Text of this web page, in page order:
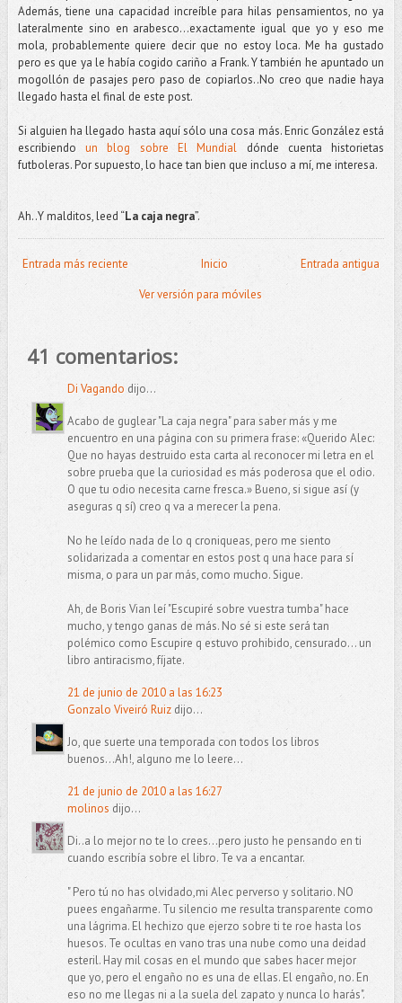
Además, tiene una capacidad increíble para hilas pensamientos, no ya
lateralmente sino en arabesco…exactamente igual que yo y eso me
mola, probablemente quiere decir que no estoy loca. Me ha gustado
pero es que ya le había cogido cariño a Frank. Y también he apuntado un
mogollón de pasajes pero paso de copiarlos..No creo que nadie haya
llegado hasta el final de este post.
Si alguien ha llegado hasta aquí sólo una cosa más. Enric González está
escribiendoun blog sobre El Mundial dónde cuenta historietas
futboleras. Por supuesto, lo hace tan bien que incluso a mí, me interesa.
Ah..Y malditos, leed “La caja negra”.
Entrada más reciente Entrada antigua
Inicio
Ver versión para móviles
41 comentarios:
Di Vagando dijo...
Acabo de guglear "La caja negra" para saber más y me
encuentro en una página con su primera frase: «Querido Alec:
Que no hayas destruido esta carta al reconocer mi letra en el
sobre prueba que la curiosidad es más poderosa que el odio.
O que tu odio necesita carne fresca.» Bueno, si sigue así (y
aseguras q sí) creo q va a merecer la pena.
No he leído nada de lo q croniqueas, pero me siento
solidarizada a comentar en estos post q una hace para sí
misma, o para un par más, como mucho. Sigue.
Ah, de Boris Vian leí "Escupiré sobre vuestra tumba" hace
mucho, y tengo ganas de más. No sé si este será tan
polémico como Escupire q estuvo prohibido, censurado... un
libro antiracismo, fíjate.
21 de junio de 2010 a las 16:23
Gonzalo Viveiró Ruizdijo...
Jo, que suerte una temporada con todos los libros
buenos...Ah!, alguno me lo leere...
21 de junio de 2010 a las 16:27
molinos dijo...
Di..a lo mejor no te lo crees...pero justo he pensando en ti
cuando escribía sobre el libro. Te va a encantar.
" Pero tú no has olvidado,mi Alec perverso y solitario. NO
puees engañarme. Tu silencio me resulta transparente como
una lágrima. El hechizo que ejerzo sobre ti te roe hasta los
huesos. Te ocultas en vano tras una nube como una deidad
esteril. Hay mil cosas en el mundo que sabes hacer mejor
que yo, pero el engaño no es una de ellas. El engaño, no. En
eso no me llegas ni a la suela del zapato y nunca lo harás".